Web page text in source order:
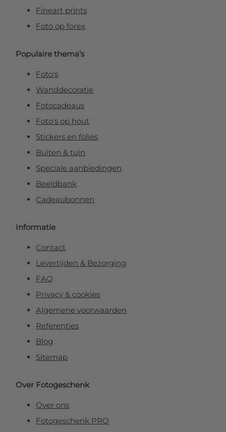
Fineart prints
Foto op forex
Populaire thema’s
Foto's
Wanddecoratie
Fotocadeaus
Foto's op hout
Stickers en folies
Buiten & tuin
Speciale aanbiedingen
Beeldbank
Cadeaubonnen
Informatie
Contact
Levertijden & Bezorging
FAQ
Privacy & cookies
Algemene voorwaarden
Referenties
Blog
Sitemap
Over Fotogeschenk
Over ons
Fotogeschenk PRO